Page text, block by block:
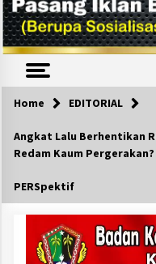
Home EDITORIAL
Angkat Lalu Berhentikan
Redam Kaum Pergerakan?
PERSpektif